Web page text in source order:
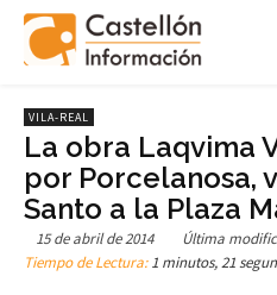
VILA-REAL
La obra Laqvima
por Porcelanosa,
Santo a la Plaza
15 de abril de 2014 Última
Tiempo de Lectura:1 minutos, 21